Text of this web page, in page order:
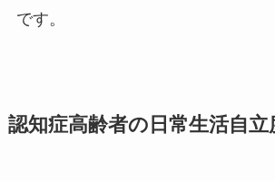
です。
認知症高齢者の日常生活自